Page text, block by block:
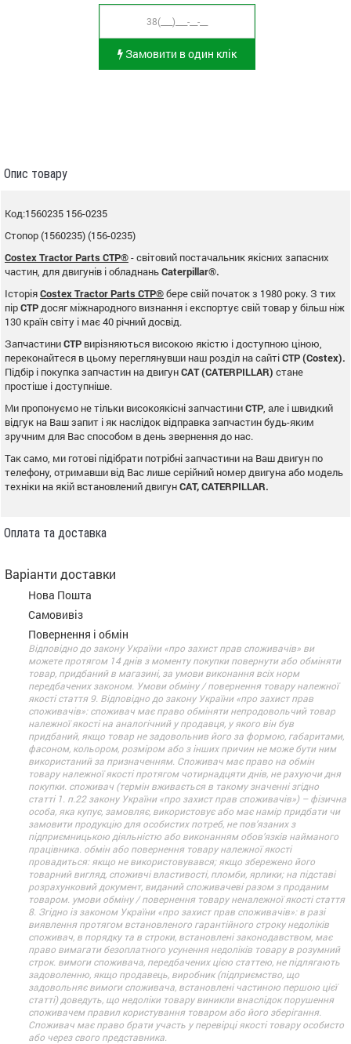
Замовити в один клік
Опис товару
Код:1560235 156-0235
Стопор (1560235) (156-0235)
Costex Tractor Parts CTP®- світовий постачальник якісних запасних
частин, для двигунів і обладнаньCaterpillar®.
ІсторіяCostex Tractor Parts CTP®бере свій початок з 1980 року. З тих
пірCTP досяг міжнародного визнання і експортує свій товар у більш ніж
130 країн світу і має 40 річний досвід.
ЗапчастиниCTP вирізняються високою якістю і доступною ціною,
переконайтеся в цьому переглянувши наш розділ на сайтіCTP (Costex).
Підбір і покупка запчастин на двигунCAT (CATERPILLAR) стане
простіше і доступніше.
Ми пропонуємо не тільки високоякісні запчастиниCTP , але і швидкий
відгук на Ваш запит і як наслідок відправка запчастин будь-яким
зручним для Вас способом в день звернення до нас.
Так само, ми готові підібрати потрібні запчастини на Ваш двигун по
телефону, отримавши від Вас лише серійний номер двигуна або модель
техніки на якій встановлений двигунCAT, CATERPILLAR.
Оплата та доставка
Варіанти доставки
Нова Пошта
Самовивіз
Повернення і обмін
Відповідно до закону України «про захист прав споживачів» ви
можете протягом 14 днів з моменту покупки повернути або обміняти
товар, придбаний в магазині, за умови виконання всіх норм
передбачених законом. Умови обміну / повернення товару належної
якості стаття 9. Відповідно до закону України «про захист прав
споживачів»: споживач має право обміняти непродовольчий товар
належної якості на аналогічний у продавця, у якого він був
придбаний, якщо товар не задовольнив його за формою, габаритами,
фасоном, кольором, розміром або з інших причин не може бути ним
використаний за призначенням. Споживач має право на обмін
товару належної якості протягом чотирнадцяти днів, не рахуючи дня
покупки. споживач (термін вживається в такому значенні згідно
статті 1. п.22 закону України «про захист прав споживачів») – фізична
особа, яка купує, замовляє, використовує або має намір придбати чи
замовити продукцію для особистих потреб, не пов’язаних з
підприємницькою діяльністю або виконанням обов’язків найманого
працівника. обмін або повернення товару належної якості
провадиться: якщо не використовувався; якщо збережено його
товарний вигляд, споживчі властивості, пломби, ярлики; на підставі
розрахунковий документ, виданий споживачеві разом з проданим
товаром. умови обміну / повернення товару неналежної якості стаття
8. Згідно із законом України «про захист прав споживачів»: в разі
виявлення протягом встановленого гарантійного строку недоліків
споживач, в порядку та в строки, встановлені законодавством, має
право вимагати безоплатного усунення недоліків товару в розумний
строк. вимоги споживача, передбачених цією статтею, не підлягають
задоволенню, якщо продавець, виробник (підприємство, що
задовольняє вимоги споживача, встановлені частиною першою цієї
статті) доведуть, що недоліки товару виникли внаслідок порушення
споживачем правил користування товаром або його зберігання.
Споживач має право брати участь у перевірці якості товару особисто
або через свого представника.